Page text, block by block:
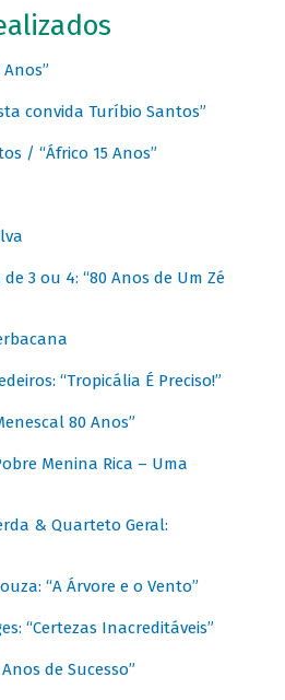
Anos”
convida Turíbio Santos”
/ “Áfrico 15 Anos”
de 3 ou 4: “80 Anos de Um Zé
“Tropicália É Preciso!”
80 Anos”
Menina Rica – Uma
& Quarteto Geral:
“A Árvore e o Vento”
“Certezas Inacreditáveis”
Anos de Sucesso”